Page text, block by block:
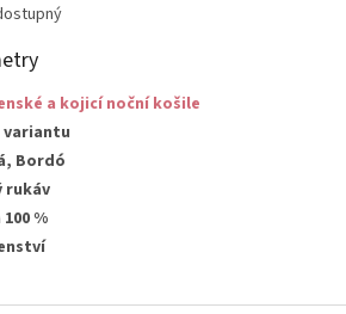
a kojicí noční košile
Bordó
rukáv
%